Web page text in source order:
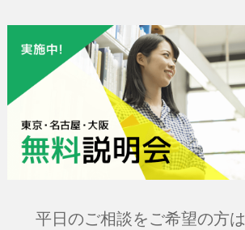
平日のご相談をご希望の方は